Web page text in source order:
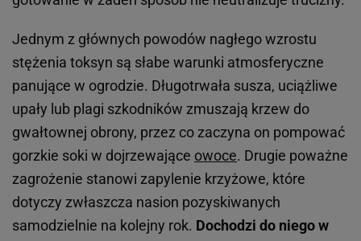
Jednym z głównych powodów nagłego wzrostu
stężenia toksyn są słabe warunki atmosferyczne
panujące w ogrodzie. Długotrwała susza, uciążliwe
upały lub plagi szkodników zmuszają krzew do
gwałtownej obrony, przez co zaczyna on pompować
gorzkie soki w dojrzewające owoce. Drugie poważne
zagrożenie stanowi zapylenie krzyżowe, które
dotyczy zwłaszcza nasion pozyskiwanych
samodzielnie na kolejny rok. Dochodzi do niego w